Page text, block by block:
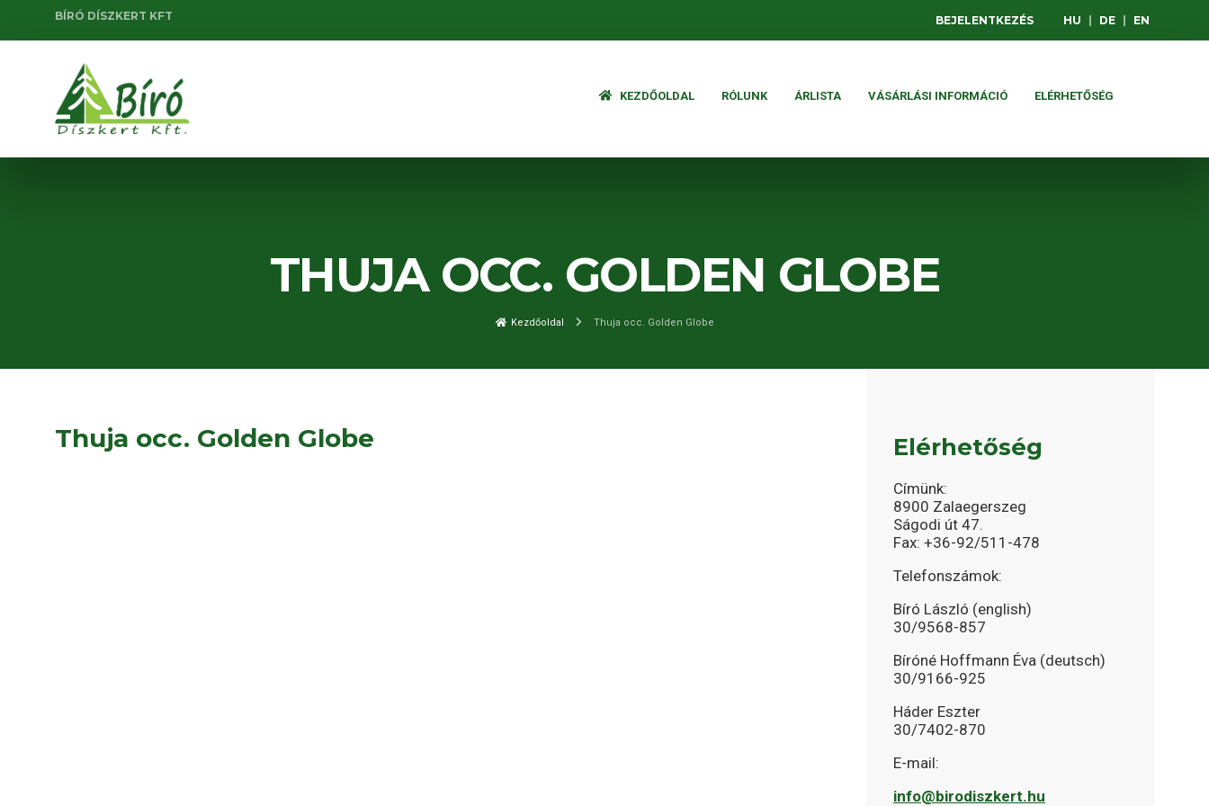
BÍRÓ DÍSZKERT KFT BEJELENTKEZÉS HU DE EN
KEZDŐOLDAL RÓLUNK ÁRLISTA VÁSÁRLÁSI INFORMÁCIÓ ELÉRHETŐSÉG
THUJA OCC. GOLDEN GLOBE
Kezdőoldal Thuja occ. Golden Globe
Thuja occ. Golden Globe Elérhetőség
Címünk:
8900 Zalaegerszeg
Ságodi út 47.
Fax: +36-92/511-478
Telefonszámok:
Bíró László (english)
30/9568-857
Bíróné Hoffmann Éva (deutsch)
30/9166-925
Háder Eszter
30/7402-870
E-mail:
info@birodiszkert.hu